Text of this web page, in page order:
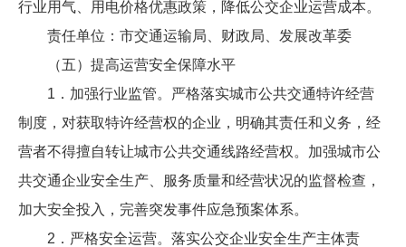
行业用气、用电价格优惠政策，降低公交企业运营成本。
责任单位：市交通运输局、财政局、发展改革委
（五）提高运营安全保障水平
1．加强行业监管。严格落实城市公共交通特许经营
制度，对获取特许经营权的企业，明确其责任和义务，经
营者不得擅自转让城市公共交通线路经营权。加强城市公
共交通企业安全生产、服务质量和经营状况的监督检查，
加大安全投入，完善突发事件应急预案体系。
2．严格安全运营。落实公交企业安全生产主体责